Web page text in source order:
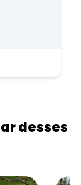
desses